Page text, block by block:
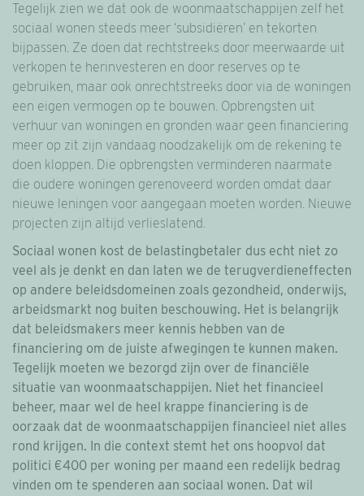
Tegelijk zien we dat ook de woonmaatschappijen zelf het
sociaal wonen steeds meer ‘subsidiëren’ en tekorten
bijpassen. Ze doen dat rechtstreeks door meerwaarde uit
verkopen te herinvesteren en door reserves op te
gebruiken, maar ook onrechtstreeks door via de woningen
een eigen vermogen op te bouwen. Opbrengsten uit
verhuur van woningen en gronden waar geen financiering
meer op zit zijn vandaag noodzakelijk om de rekening te
doen kloppen. Die opbrengsten verminderen naarmate
die oudere woningen gerenoveerd worden omdat daar
nieuwe leningen voor aangegaan moeten worden. Nieuwe
projecten zijn altijd verlieslatend.
Sociaal wonen kost de belastingbetaler dus echt niet zo
veel als je denkt en dan laten we de terugverdieneffecten
op andere beleidsdomeinen zoals gezondheid, onderwijs,
arbeidsmarkt nog buiten beschouwing. Het is belangrijk
dat beleidsmakers meer kennis hebben van de
financiering om de juiste afwegingen te kunnen maken.
Tegelijk moeten we bezorgd zijn over de financiële
situatie van woonmaatschappijen. Niet het financieel
beheer, maar wel de heel krappe financiering is de
oorzaak dat de woonmaatschappijen financieel niet alles
rond krijgen. In die context stemt het ons hoopvol dat
politici €400 per woning per maand een redelijk bedrag
vinden om te spenderen aan sociaal wonen. Dat wil